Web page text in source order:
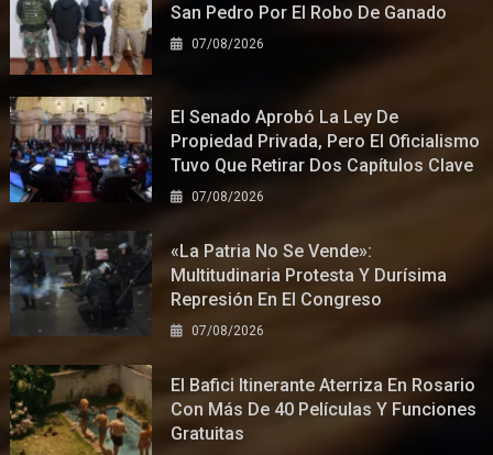
San Pedro Por El Robo De Ganado
07/08/2026
El Senado Aprobó La Ley De
Propiedad Privada, Pero El Oficialismo
Tuvo Que Retirar Dos Capítulos Clave
07/08/2026
«La Patria No Se Vende»:
Multitudinaria Protesta Y Durísima
Represión En El Congreso
07/08/2026
El Bafici Itinerante Aterriza En Rosario
Con Más De 40 Películas Y Funciones
Gratuitas